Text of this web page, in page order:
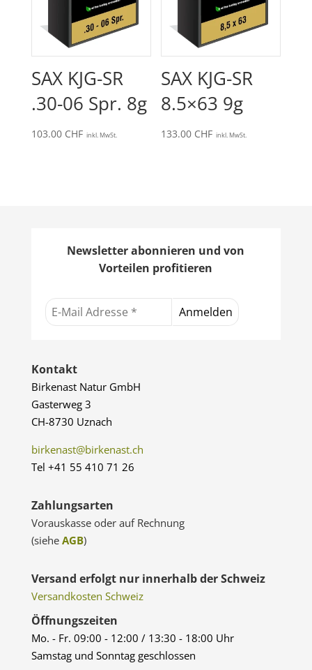
SAX KJG-SR
.30-06 Spr. 8g
103.00 CHF inkl. MwSt.
SAX KJG-SR
8.5×63 9g
133.00 CHF inkl. MwSt.
Newsletter abonnieren und von
Vorteilen profitieren
Kontakt
Birkenast Natur GmbH
Gasterweg 3
CH-8730 Uznach
birkenast@birkenast.ch
Tel +41 55 410 71 26
Zahlungsarten
Vorauskasse oder auf Rechnung
(siehe AGB)
Versand erfolgt nur innerhalb der Schweiz
Versandkosten Schweiz
Öffnungszeiten
Mo. - Fr. 09:00 - 12:00 / 13:30 - 18:00 Uhr
Samstag und Sonntag geschlossen